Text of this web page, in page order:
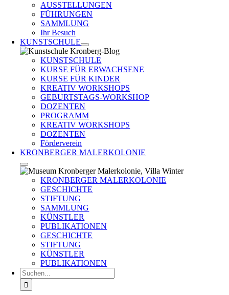
AUSSTELLUNGEN
FÜHRUNGEN
SAMMLUNG
Ihr Besuch
KUNSTSCHULE
KUNSTSCHULE
KURSE FÜR ERWACHSENE
KURSE FÜR KINDER
KREATIV WORKSHOPS
GEBURTSTAGS-WORKSHOP
DOZENTEN
PROGRAMM
KREATIV WORKSHOPS
DOZENTEN
Förderverein
KRONBERGER MALERKOLONIE
KRONBERGER MALERKOLONIE
GESCHICHTE
STIFTUNG
SAMMLUNG
KÜNSTLER
PUBLIKATIONEN
GESCHICHTE
STIFTUNG
KÜNSTLER
PUBLIKATIONEN
Suche
nach: